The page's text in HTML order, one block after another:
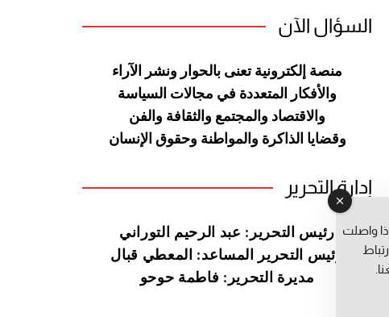
السؤال الآن
منصة إلكترونية تعنى بالحوار ونشر الآراء
والأفكار المتعددة في مجالات السياسة
والاقتصاد والمجتمع والثقافة والفن
وقضايا الذاكرة والمواطنة وحقوق الإنسان
إدارة التحرير
رئيس التحرير: عبد الرحيم التوراني
رئيس التحرير المساعد: المعطي قبال
مديرة التحرير: فاطمة حوحو
واصلت